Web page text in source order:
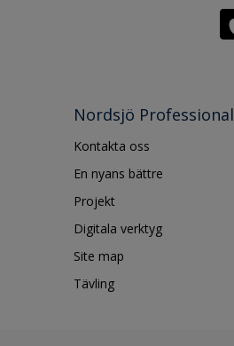
Nordsjö Professional
Kontakta oss
En nyans bättre
Projekt
Digitala verktyg
Site map
Tävling